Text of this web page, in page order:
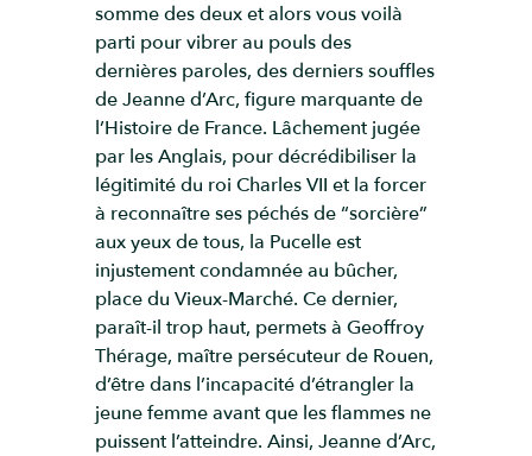
somme des deux et alors vous voilà
parti pour vibrer au pouls des
dernières paroles, des derniers souffles
de Jeanne d’Arc, figure marquante de
l’Histoire de France. Lâchement jugée
par les Anglais, pour décrédibiliser la
légitimité du roi Charles VII et la forcer
à reconnaître ses péchés de “sorcière”
aux yeux de tous, la Pucelle est
injustement condamnée au bûcher,
place du Vieux-Marché. Ce dernier,
paraît-il trop haut, permets à Geoffroy
Thérage, maître persécuteur de Rouen,
d’être dans l’incapacité d’étrangler la
jeune femme avant que les flammes ne
puissent l’atteindre. Ainsi, Jeanne d’Arc,